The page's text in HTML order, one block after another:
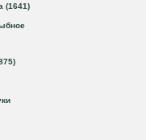
(1641)